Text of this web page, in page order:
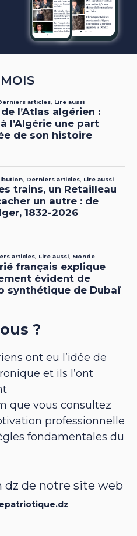
?
ont eu l’idée de
et ils l’ont
que vous consultez
professionnelle
fondamentales du
dz de notre site web